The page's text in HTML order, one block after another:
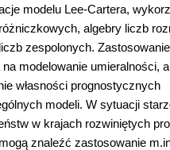
modelu Lee-Cartera,
algebry liczb
zespolonych.
na modelowanie umieralności,
własności prognostycznych
modeli. W sytuacji
w krajach rozwiniętych
znaleźć zastosowanie